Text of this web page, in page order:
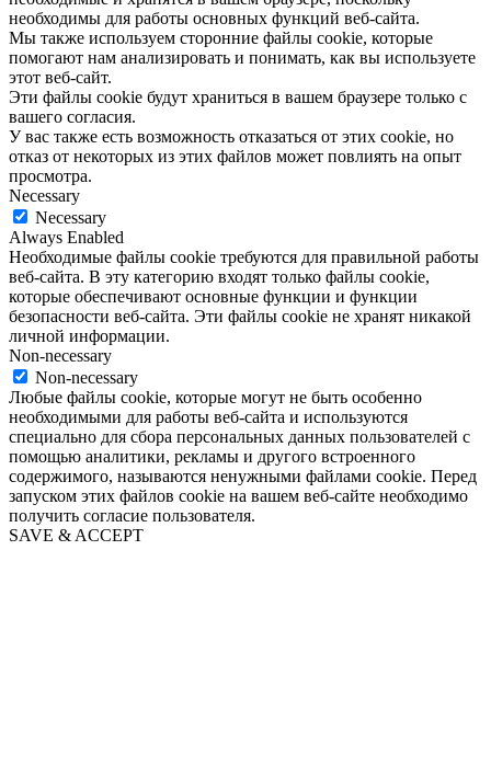
необходимы для работы основных функций веб-сайта.
Мы также используем сторонние файлы cookie, которые
помогают нам анализировать и понимать, как вы используете
этот веб-сайт.
Эти файлы cookie будут храниться в вашем браузере только с
вашего согласия.
У вас также есть возможность отказаться от этих cookie, но
отказ от некоторых из этих файлов может повлиять на опыт
просмотра.
Necessary
Necessary
Always Enabled
Необходимые файлы cookie требуются для правильной работы
веб-сайта. В эту категорию входят только файлы cookie,
которые обеспечивают основные функции и функции
безопасности веб-сайта. Эти файлы cookie не хранят никакой
личной информации.
Non-necessary
Non-necessary
Любые файлы cookie, которые могут не быть особенно
необходимыми для работы веб-сайта и используются
специально для сбора персональных данных пользователей с
помощью аналитики, рекламы и другого встроенного
содержимого, называются ненужными файлами cookie. Перед
запуском этих файлов cookie на вашем веб-сайте необходимо
получить согласие пользователя.
SAVE & ACCEPT